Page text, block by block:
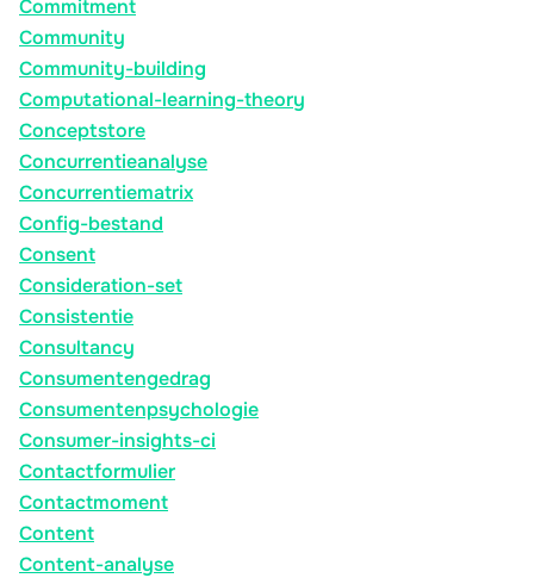
Commitment
Community
Community-building
Computational-learning-theory
Conceptstore
Concurrentieanalyse
Concurrentiematrix
Config-bestand
Consent
Consideration-set
Consistentie
Consultancy
Consumentengedrag
Consumentenpsychologie
Consumer-insights-ci
Contactformulier
Contactmoment
Content
Content-analyse